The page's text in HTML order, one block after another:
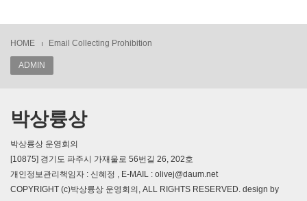
HOME Email Collecting Prohibition
ADMIN
박상륭상
박상륭상 운영회의
[10875] 경기도 파주시 가재울로 56번길 26, 202호
개인정보관리책임자 : 신혜정 , E-MAIL : olivej@daum.net
COPYRIGHT (c)박상륭상 운영회의, ALL RIGHTS RESERVED. design by